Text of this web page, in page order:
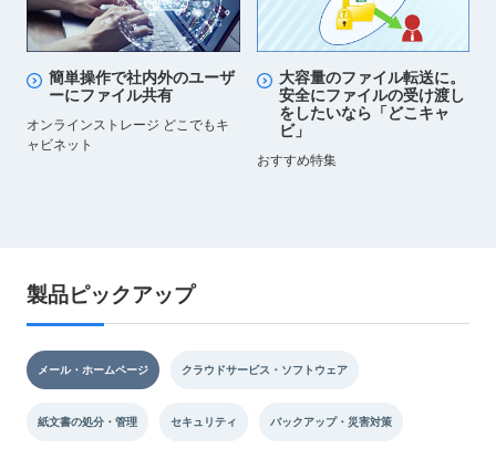
簡単操作で社内外のユーザ
ーにファイル共有
オンラインストレージ どこでもキ
ャビネット
大容量のファイル転送に。
安全にファイルの受け渡し
をしたいなら「どこキャ
ビ」
おすすめ特集
製品ピックアップ
メール・ホームページ クラウドサービス・ソフトウェア
紙文書の処分・管理 セキュリティ バックアップ・災害対策